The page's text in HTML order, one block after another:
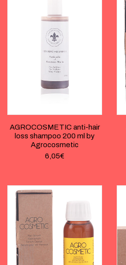
AGROCOSMETIC anti-hair
loss shampoo 200 ml by
Agrocosmetic
6,05€